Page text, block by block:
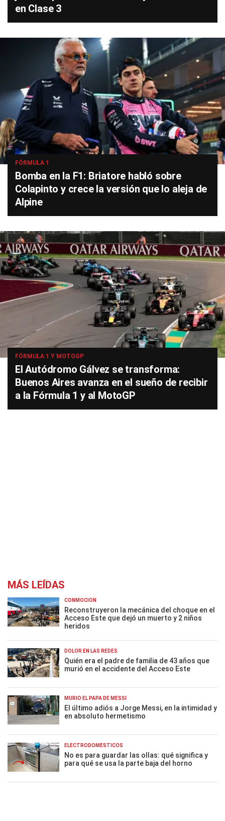
en Clase 3
FÓRMULA 1
Bomba en la F1: Briatore habló sobre
Colapinto y crece la versión que lo aleja de
Alpine
FÓRMULA 1 Y MOTOGP
El Autódromo Gálvez se transforma:
Buenos Aires avanza en el sueño de recibir
a la Fórmula 1 y al MotoGP
MÁS LEÍDAS
CONMOCIÓN
Reconstruyeron la mecánica del choque en el
Acceso Este que dejó un muerto y 2 niños
heridos
DOLOR EN LAS REDES
Quién era el padre de familia de 43 años que
murió en el accidente del Acceso Este
MURIÓ EL PAPÁ DE MESSI
El último adiós a Jorge Messi, en la intimidad y
en absoluto hermetismo
ELECTRODOMÉSTICOS
No es para guardar las ollas: qué significa y
para qué se usa la parte baja del horno